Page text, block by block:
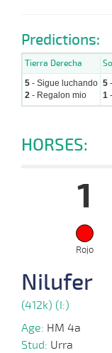
Predictions:
Tierra Derecha
5 - Sigue luchando
2 - Regalon mio
5
1
HORSES:
1
Rojo
Nilufer
(412k) (I:)
Age: HM 4a
Stud: Urra